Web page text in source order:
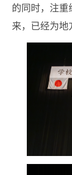
的同时，注
来，已经为地